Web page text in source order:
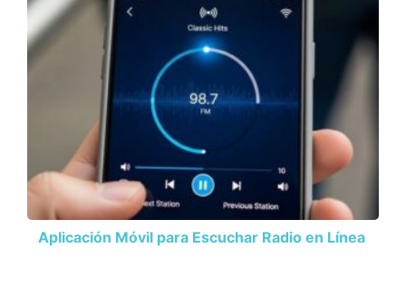
Aplicación Móvil para Escuchar Radio en Línea